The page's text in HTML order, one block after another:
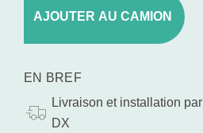
AJOUTER AU CAMION
EN BREF
Livraison et installation par
DX